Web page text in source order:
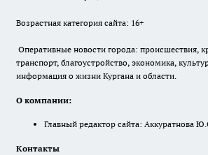
Возрастная категория сайта: 16+
Оперативные новости города: происшествия,
транспорт, благоустройство, экономика,
информация о жизни Кургана и области.
О компании:
Главный редактор сайта: Аккуратнова
Контакты